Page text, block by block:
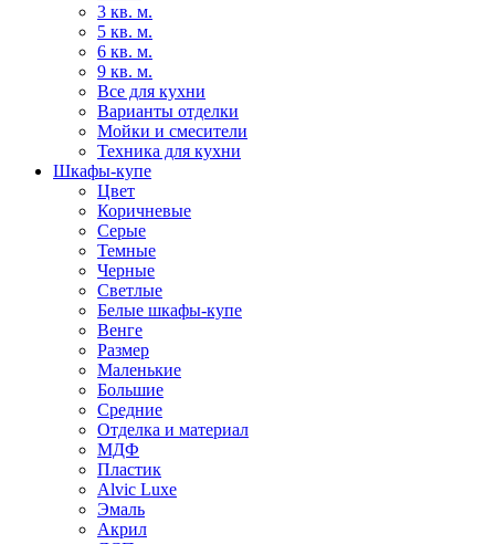
3 кв. м.
5 кв. м.
6 кв. м.
9 кв. м.
Все для кухни
Варианты отделки
Мойки и смесители
Техника для кухни
Шкафы-купе
Цвет
Коричневые
Серые
Темные
Черные
Светлые
Белые шкафы-купе
Венге
Размер
Маленькие
Большие
Средние
Отделка и материал
МДФ
Пластик
Alvic Luxe
Эмаль
Акрил